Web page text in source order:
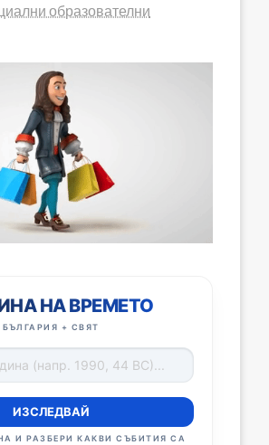
образователни
НА ВРЕМЕТО
БЪЛГАРИЯ + СВЯТ
ИЗСЛЕДВАЙ
И РАЗБЕРИ КАКВИ СЪБИТИЯ СА